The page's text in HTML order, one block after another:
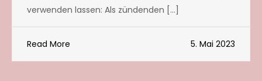
verwenden lassen: Als zündenden […]
Read More 5. Mai 2023